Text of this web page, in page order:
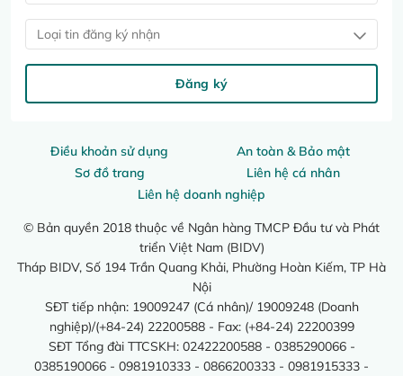
Điều khoản sử dụng
An toàn & Bảo mật
Sơ đồ trang
Liên hệ cá nhân
Liên hệ doanh nghiệp
© Bản quyền 2018 thuộc về Ngân hàng TMCP Đầu tư và Phát
triển Việt Nam (BIDV)
Tháp BIDV, Số 194 Trần Quang Khải, Phường Hoàn Kiếm, TP Hà
Nội
SĐT tiếp nhận: 19009247 (Cá nhân)/ 19009248 (Doanh
nghiệp)/(+84-24) 22200588 - Fax: (+84-24) 22200399
SĐT Tổng đài TTCSKH: 02422200588 - 0385290066 -
0385190066 - 0981910333 - 0866200333 - 0981915333 -
Loại tin đăng ký nhận
Đăng ký